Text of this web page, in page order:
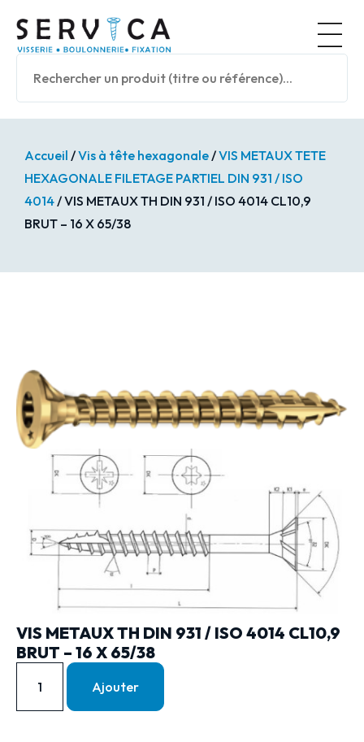
Accueil /Vis à tête hexagonale/VIS METAUX TETE
HEXAGONALE FILETAGE PARTIEL DIN 931 / ISO
4014/ VIS METAUX TH DIN 931 / ISO 4014 CL10,9
BRUT – 16 X 65/38
VIS METAUX TH DIN 931 / ISO 4014 CL10,9
BRUT – 16 X 65/38
Ajouter